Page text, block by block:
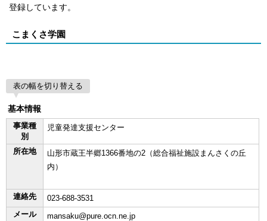
登録しています。
こまくさ学園
表の幅を切り替える
基本情報
事業種
別
児童発達支援センター
所在地
山形市蔵王半郷1366番地の2（総合福祉施設まんさくの丘
内）
連絡先
023-688-3531
メール
mansaku@pure.ocn.ne.jp